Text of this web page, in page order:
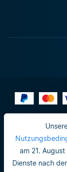
am 21.
Dienste nach